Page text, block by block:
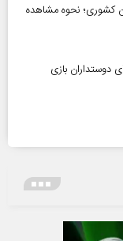
کشوری؛ نحوه مشاهده